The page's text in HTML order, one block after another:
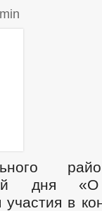
дня «О
в